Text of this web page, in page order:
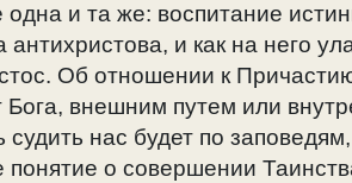
и та же: воспитание
и как на него
Об отношении к
Бога, внешним путем или
судить нас будет по
понятие о совершении